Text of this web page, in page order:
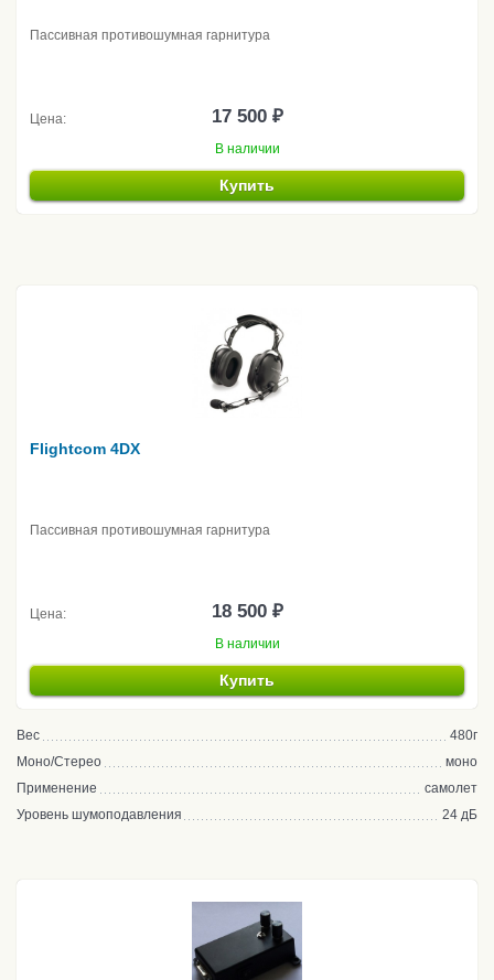
Пассивная противошумная гарнитура
Цена: 17 500 ₽
В наличии
Купить
Flightcom 4DX
Пассивная противошумная гарнитура
Цена: 18 500 ₽
В наличии
Купить
Вес
480г
Моно/Стерео
моно
Применение
самолет
Уровень шумоподавления
24 дБ